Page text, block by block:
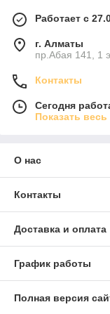
Работает с
г. Алматы
пр.Абая 141, 1
Контакты
Сегодня
Показать
О нас
Контакты
Доставка и оплата
График работы
Полная версия